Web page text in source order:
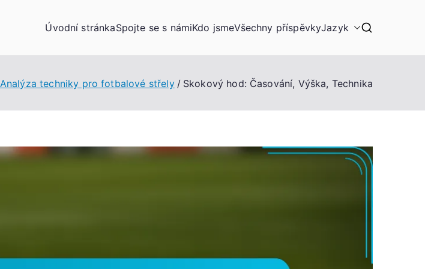
Úvodní stránkaSpojte se s námiKdo jsmeVšechny příspěvkyJazyk
Analýza techniky pro fotbalové střely Skokový hod: Časování, Výška, Technika